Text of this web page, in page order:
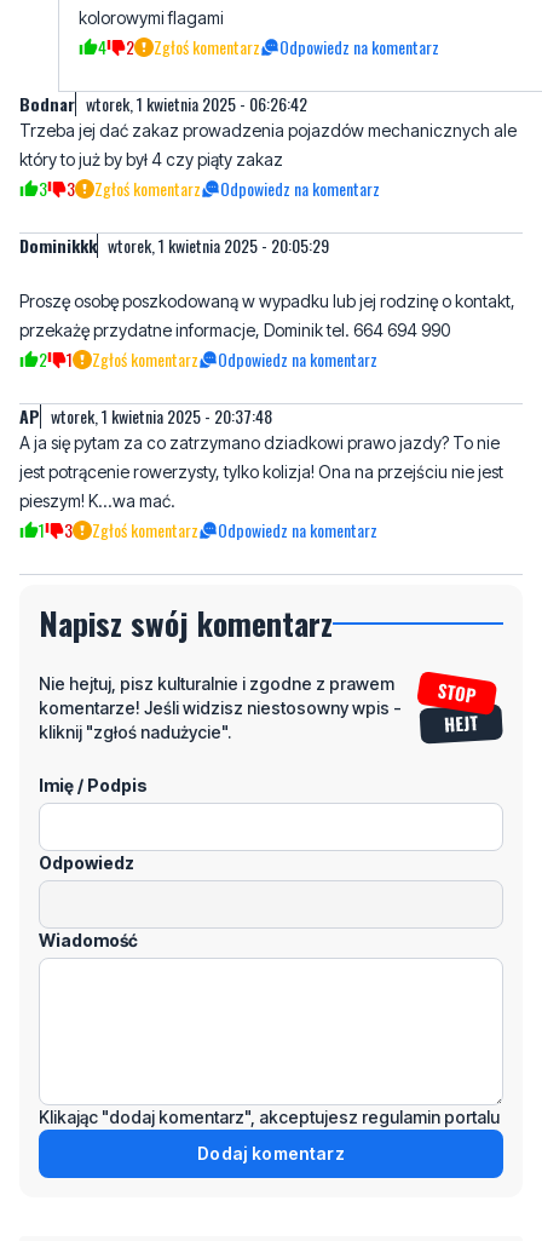
wtorek, 1 kwietnia 2025 - 06:26:42
Trzeba jej dać zakaz prowadzenia pojazdów mechanicznych ale
3 3 Zgłoś komentarz Odpowiedz na komentarz
Dominikkk wtorek, 1 kwietnia 2025 - 20:05:29
przekażę przydatne informacje, Dominik tel. 664 694 990
AP wtorek, 1 kwietnia 2025 - 20:37:48
A ja się pytam za co zatrzymano dziadkowi prawo jazdy? To nie
pieszym! K...wa mać.
1 3 Zgłoś komentarz Odpowiedz na komentarz
Napisz swój komentarz
komentarze! Jeśli widzisz niestosowny wpis -
Imię / Podpis
Odpowiedz
Wiadomość